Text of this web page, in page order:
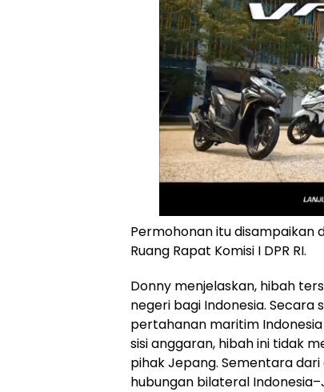
Permohonan itu disampaikan
Ruang Rapat Komisi I DPR RI.
Donny menjelaskan, hibah
negeri bagi Indonesia.
pertahanan maritim
sisi anggaran, hibah ini tidak
pihak Jepang. Sementara
hubungan bilateral